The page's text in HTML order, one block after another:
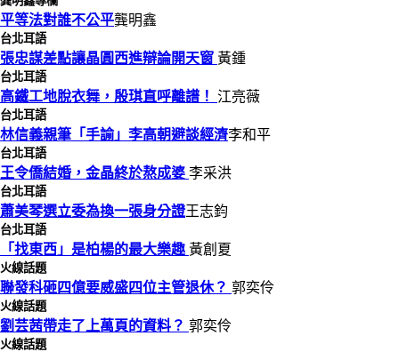
平等法對誰不公平龔明鑫
台北耳語
張忠謀差點讓晶圓西進辯論開天窗 黃鍾
台北耳語
高鐵工地脫衣舞，殷琪直呼離譜！ 江亮薇
台北耳語
林信義親筆「手諭」李高朝避談經濟李和平
台北耳語
王令僑結婚，金晶終於熬成婆 李采洪
台北耳語
蕭美琴選立委為換一張身分證王志鈞
台北耳語
「找東西」是柏楊的最大樂趣 黃創夏
火線話題
聯發科砸四億要威盛四位主管退休？ 郭奕伶
火線話題
劉芸茜帶走了上萬頁的資料？ 郭奕伶
火線話題